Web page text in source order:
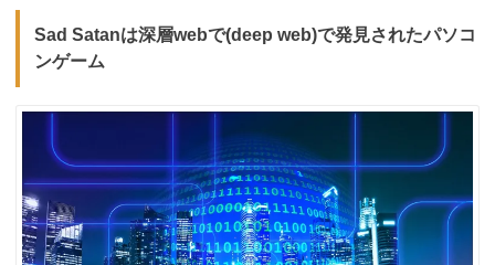
Sad Satanは深層webで(deep web)で発見されたパソコ
ンゲーム